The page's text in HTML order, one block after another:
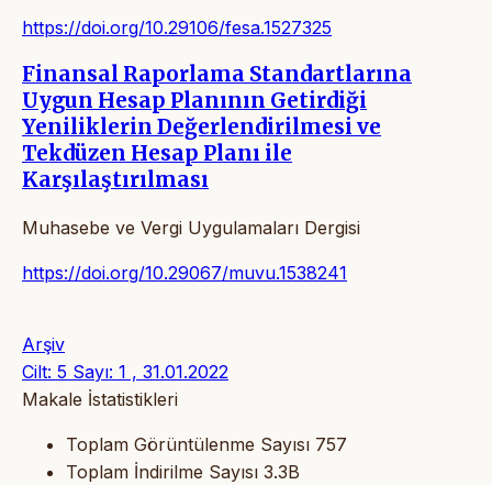
https://doi.org/10.29106/fesa.1527325
Finansal Raporlama Standartlarına
Uygun Hesap Planının Getirdiği
Yeniliklerin Değerlendirilmesi ve
Tekdüzen Hesap Planı ile
Karşılaştırılması
Muhasebe ve Vergi Uygulamaları Dergisi
https://doi.org/10.29067/muvu.1538241
Arşiv
Cilt: 5 Sayı: 1 , 31.01.2022
Makale İstatistikleri
Toplam Görüntülenme Sayısı 757
Toplam İndirilme Sayısı 3.3B